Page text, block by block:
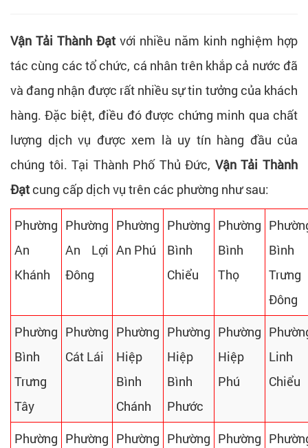
Vận Tải Thành Đạtvới nhiều năm kinh nghiệm hợp
tác cùng các tổ chức, cá nhân trên khắp cả nước đã
và đang nhận được rất nhiều sự tin tưởng của khách
hàng. Đặc biệt, điều đó được chứng minh qua chất
lượng dịch vụ được xem là uy tín hàng đầu của
chúng tôi. Tại Thành Phố Thủ Đức, Vận Tải Thành
Đạtcung cấp dịch vụ trên các phường như sau:
Phường
An
Khánh
Phường
An Lợi
Đông
Phường
An Phú
Phường
Bình
Chiểu
Phường
Bình
Thọ
Bình
Trưng
Đông
Phường
Bình
Trưng
Tây
Phường
Cát Lái
Phường
Hiệp
Bình
Chánh
Phường
Hiệp
Bình
Phước
Phường
Hiệp
Phú
Linh
Chiểu
Phường Phường Phường Phường Phường